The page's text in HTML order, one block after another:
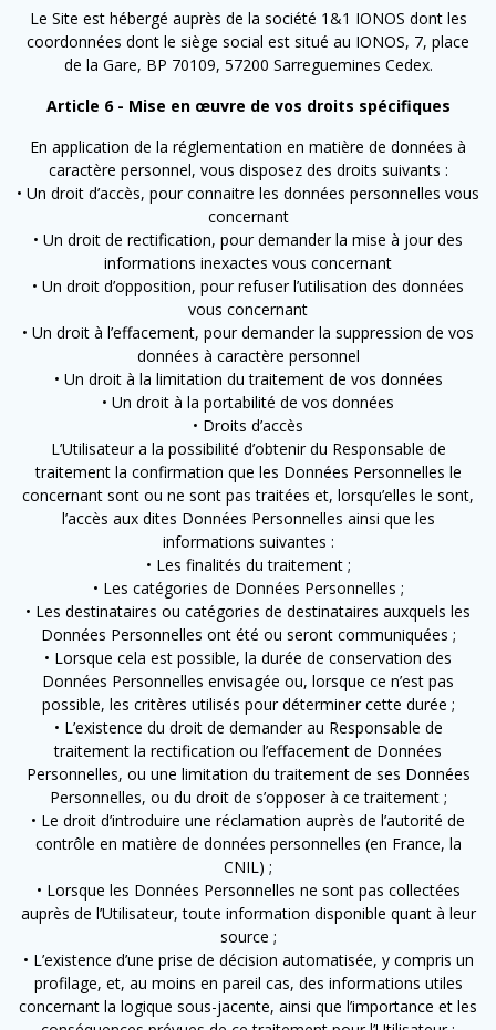
Le Site est hébergé auprès de la société 1&1 IONOS dont les
coordonnées dont le siège social est situé au IONOS, 7, place
de la Gare, BP 70109, 57200 Sarreguemines Cedex.
Article 6 - Mise en œuvre de vos droits spécifiques
En application de la réglementation en matière de données à
caractère personnel, vous disposez des droits suivants :
• Un droit d’accès, pour connaitre les données personnelles vous
concernant
• Un droit de rectification, pour demander la mise à jour des
informations inexactes vous concernant
• Un droit d’opposition, pour refuser l’utilisation des données
vous concernant
• Un droit à l’effacement, pour demander la suppression de vos
données à caractère personnel
• Un droit à la limitation du traitement de vos données
• Un droit à la portabilité de vos données
• Droits d’accès
L’Utilisateur a la possibilité d’obtenir du Responsable de
traitement la confirmation que les Données Personnelles le
concernant sont ou ne sont pas traitées et, lorsqu’elles le sont,
l’accès aux dites Données Personnelles ainsi que les
informations suivantes :
• Les finalités du traitement ;
• Les catégories de Données Personnelles ;
• Les destinataires ou catégories de destinataires auxquels les
Données Personnelles ont été ou seront communiquées ;
• Lorsque cela est possible, la durée de conservation des
Données Personnelles envisagée ou, lorsque ce n’est pas
possible, les critères utilisés pour déterminer cette durée ;
• L’existence du droit de demander au Responsable de
traitement la rectification ou l’effacement de Données
Personnelles, ou une limitation du traitement de ses Données
Personnelles, ou du droit de s’opposer à ce traitement ;
• Le droit d’introduire une réclamation auprès de l’autorité de
contrôle en matière de données personnelles (en France, la
CNIL) ;
• Lorsque les Données Personnelles ne sont pas collectées
auprès de l’Utilisateur, toute information disponible quant à leur
source ;
• L’existence d’une prise de décision automatisée, y compris un
profilage, et, au moins en pareil cas, des informations utiles
concernant la logique sous-jacente, ainsi que l’importance et les